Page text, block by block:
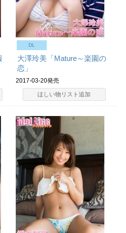
DL
大澤玲美「Mature～楽園の
恋」
2017-03-20発売
ほしい物リスト追加